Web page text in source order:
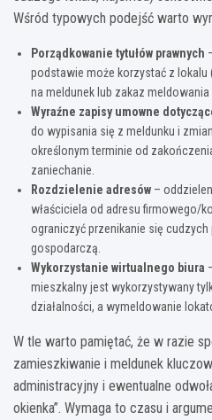
Wśród typowych podejść warto
Porządkowanie tytułów prawnych
podstawie może korzystać z
na meldunek lub zakaz meldowania
Wyraźne zapisy umowne
do wypisania się z meldunku i
określonym terminie od
zaniechanie.
Rozdzielenie adresów –
właściciela od adresu firmowego/
ograniczyć przenikanie się
gospodarczą.
Wykorzystanie wirtualnego biura
mieszkalny jest wykorzystywany
działalności, a wymeldowanie
W tle warto pamiętać, że w razie
zamieszkiwanie i meldunek
administracyjny i ewentualne
okienka”. Wymaga to czasu i